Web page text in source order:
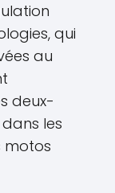
qui
au
deux-
les
motos